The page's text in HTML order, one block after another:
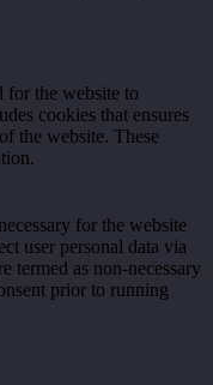
for the website to
cookies that ensures
the website. These
for the website
user personal data via
termed as non-necessary
prior to running